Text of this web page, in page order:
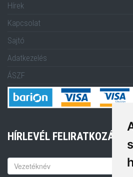
Hírek
Kapcsolat
Sajtó
Adatkezelés
ÁSZF
HÍRLEVÉL FELIRATKOZÁS
Keresztnév